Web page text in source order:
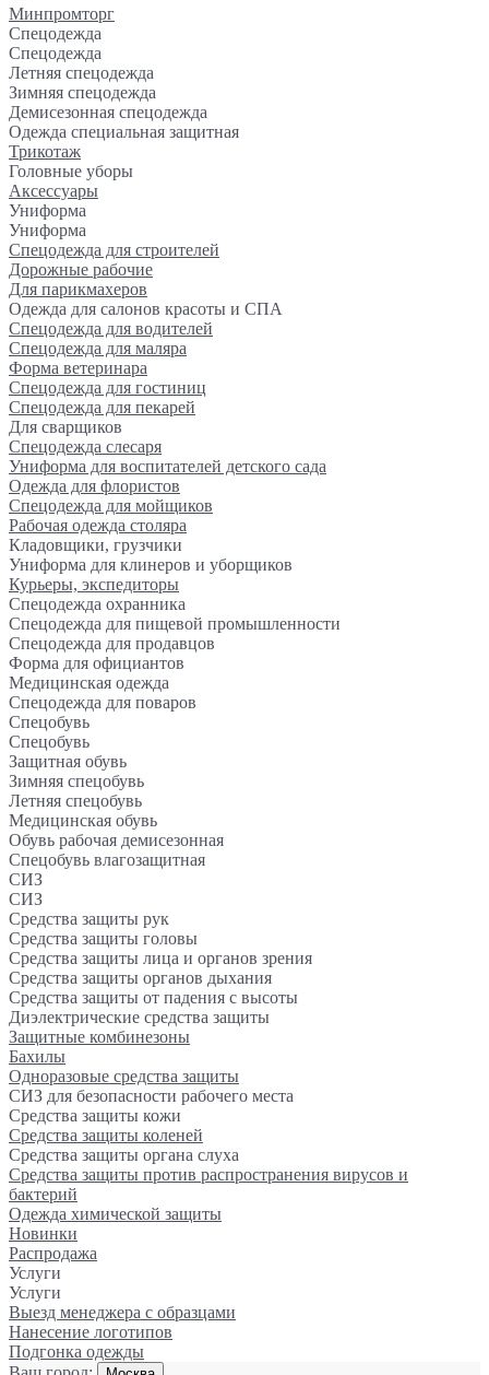
Минпромторг
Спецодежда
Спецодежда
Летняя спецодежда
Зимняя спецодежда
Демисезонная спецодежда
Одежда специальная защитная
Трикотаж
Головные уборы
Аксессуары
Униформа
Униформа
Спецодежда для строителей
Дорожные рабочие
Для парикмахеров
Одежда для салонов красоты и СПА
Спецодежда для водителей
Спецодежда для маляра
Форма ветеринара
Спецодежда для гостиниц
Спецодежда для пекарей
Для сварщиков
Спецодежда слесаря
Униформа для воспитателей детского сада
Одежда для флористов
Спецодежда для мойщиков
Рабочая одежда столяра
Кладовщики, грузчики
Униформа для клинеров и уборщиков
Курьеры, экспедиторы
Спецодежда охранника
Спецодежда для пищевой промышленности
Спецодежда для продавцов
Форма для официантов
Медицинская одежда
Спецодежда для поваров
Спецобувь
Спецобувь
Защитная обувь
Зимняя спецобувь
Летняя спецобувь
Медицинская обувь
Обувь рабочая демисезонная
Спецобувь влагозащитная
СИЗ
СИЗ
Средства защиты рук
Средства защиты головы
Средства защиты лица и органов зрения
Средства защиты органов дыхания
Средства защиты от падения с высоты
Диэлектрические средства защиты
Защитные комбинезоны
Бахилы
Одноразовые средства защиты
СИЗ для безопасности рабочего места
Средства защиты кожи
Средства защиты коленей
Средства защиты органа слуха
Средства защиты против распространения вирусов и
бактерий
Одежда химической защиты
Новинки
Распродажа
Услуги
Услуги
Выезд менеджера с образцами
Нанесение логотипов
Подгонка одежды